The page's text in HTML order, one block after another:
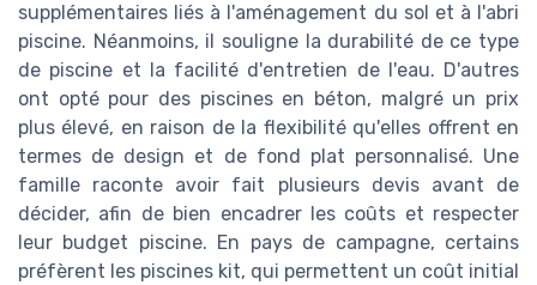
supplémentaires liés à l'aménagement du sol et à l'abri
piscine. Néanmoins, il souligne la durabilité de ce type
de piscine et la facilité d'entretien de l'eau. D'autres
ont opté pour des piscines en béton, malgré un prix
plus élevé, en raison de la flexibilité qu'elles offrent en
termes de design et de fond plat personnalisé. Une
famille raconte avoir fait plusieurs devis avant de
décider, afin de bien encadrer les coûts et respecter
leur budget piscine. En pays de campagne, certains
préfèrent les piscines kit, qui permettent un coût initial